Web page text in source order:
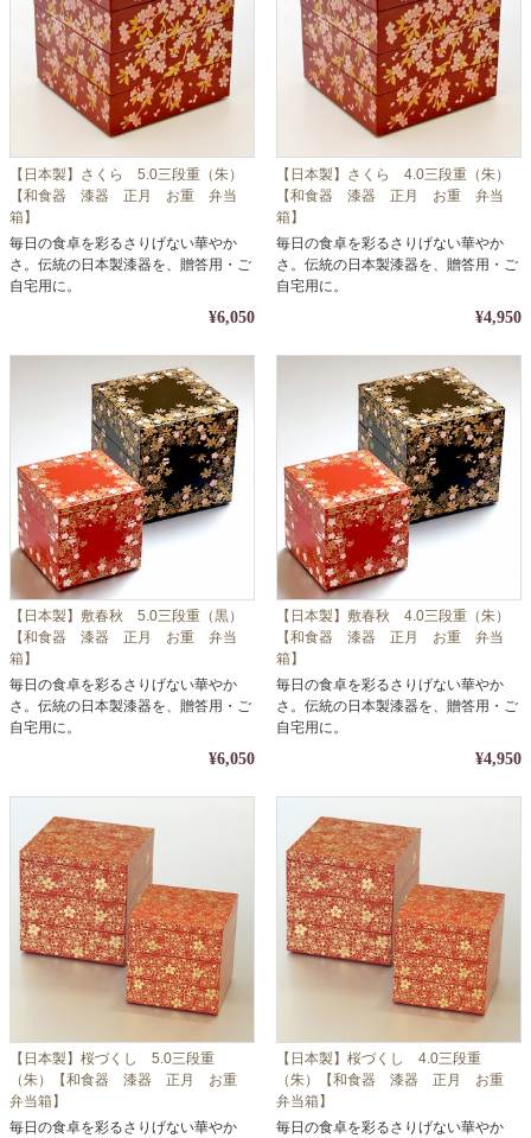
【日本製】さくら 5.0三段重（朱）
【和食器 漆器 正月 お重 弁当
箱】
毎日の食卓を彩るさりげない華やか
さ。伝統の日本製漆器を、贈答用・ご
自宅用に。
¥6,050
【日本製】さくら 4.0三段重（朱）
【和食器 漆器 正月 お重 弁当
箱】
毎日の食卓を彩るさりげない華やか
さ。伝統の日本製漆器を、贈答用・ご
自宅用に。
¥4,950
【日本製】敷春秋 5.0三段重（黒）
【和食器 漆器 正月 お重 弁当
箱】
毎日の食卓を彩るさりげない華やか
さ。伝統の日本製漆器を、贈答用・ご
自宅用に。
¥6,050
【日本製】敷春秋 4.0三段重（朱）
【和食器 漆器 正月 お重 弁当
箱】
毎日の食卓を彩るさりげない華やか
さ。伝統の日本製漆器を、贈答用・ご
自宅用に。
¥4,950
【日本製】桜づくし 5.0三段重
（朱）【和食器 漆器 正月 お重
弁当箱】
毎日の食卓を彩るさりげない華やか
【日本製】桜づくし 4.0三段重
（朱）【和食器 漆器 正月 お重
弁当箱】
毎日の食卓を彩るさりげない華やか